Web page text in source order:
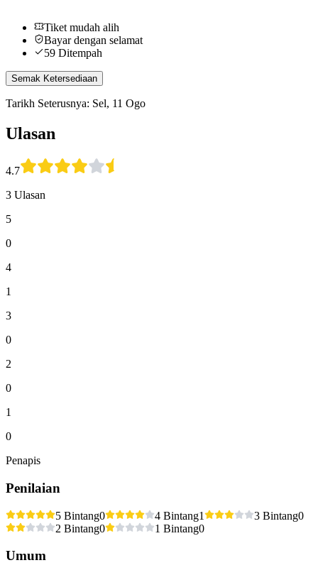
Tiket mudah alih
Bayar dengan selamat
59 Ditempah
Semak Ketersediaan
Tarikh Seterusnya: Sel, 11 Ogo
Ulasan
4.7
3 Ulasan
5
0
4
1
3
0
2
0
1
0
Penapis
Penilaian
5 Bintang0 4 Bintang1 3 Bintang0
2 Bintang0 1 Bintang0
Umum